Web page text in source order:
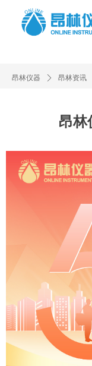
昂林
昂林仪器 ꄲ 昂林资讯